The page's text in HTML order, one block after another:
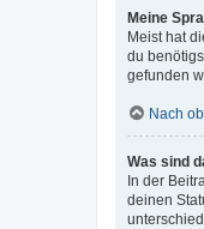
Meine
Meist hat
du
gefunden
Nach
Was sind
In der
deinen